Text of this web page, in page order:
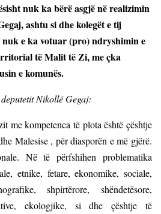
nuk ka bërë asgjë në realizimin
ashtu si dhe kolegët e tij
e ka votuar (pro) ndryshimin e
të Malit të Zi,me çka
e komunës.
Nikollë Gegaj:
me kompetenca të plota është çështje
Malesise , për diasporën e më gjërë.
Në të përfshihen problematika
etnike, fetare, ekonomike, sociale,
shpirtërore, shëndetësore,
ekologjike, si dhe çështje të